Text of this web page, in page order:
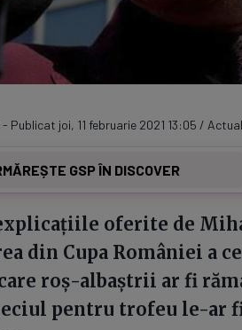
Publicat joi, 11 februarie 2021 13:05 /
GSP ÎN DISCOVER
oferite de
din Cupa României a
roș-albaștrii ar fi
pentru trofeu le-ar